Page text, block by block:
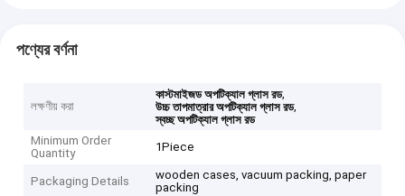
পণ্যের বর্ণনা
লক্ষণীয় করা
কাস্টমাইজড অপটিক্যাল গ্লাস রড,
উচ্চ তাপমাত্রার অপটিক্যাল গ্লাস রড,
স্বচ্ছ অপটিক্যাল গ্লাস রড
Minimum Order
Quantity
1Piece
Packaging Details
wooden cases, vacuum packing, paper
packing